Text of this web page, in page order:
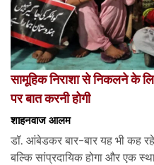
सामूहिक निराशा से निकलने के
पर बात करनी होगी
शाहनवाज आलम
डॉ. आंबेडकर बार-बार यह भी कह
बल्कि सांप्रदायिक होगा और एक